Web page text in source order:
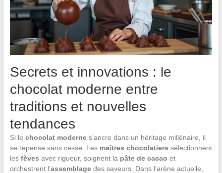
Secrets et innovations : le
chocolat moderne entre
traditions et nouvelles
tendances
Si le chocolat modernes’ancre dans un héritage millénaire, il
se repense sans cesse. Les maîtres chocolatiers sélectionnent
les fèves avec rigueur, soignent la pâte de cacao et
orchestrent l’assemblagedes saveurs. Dans l’arène actuelle,